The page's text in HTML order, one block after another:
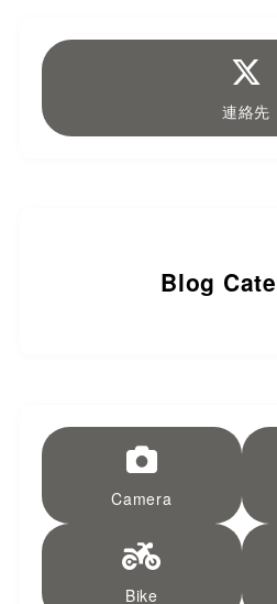
連絡先
Blog
Camera
Bike